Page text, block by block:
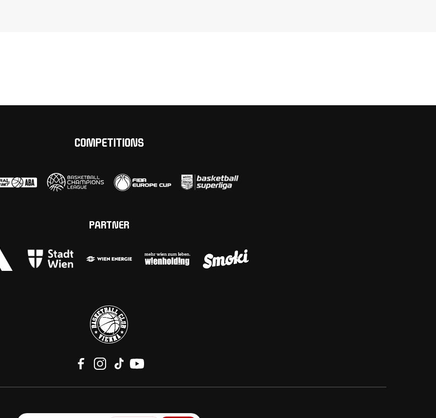
COMPETITIONS
PARTNER